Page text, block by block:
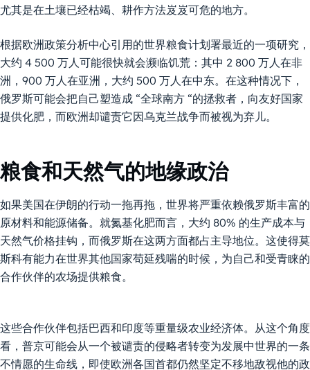
尤其是在土壤已经枯竭、耕作方法岌岌可危的地方。
根据欧洲政策分析中心引用的世界粮食计划署最近的一项研究，
大约 4 500 万人可能很快就会濒临饥荒：其中 2 800 万人在非
洲，900 万人在亚洲，大约 500 万人在中东。在这种情况下，
俄罗斯可能会把自己塑造成 “全球南方 “的拯救者，向友好国家
提供化肥，而欧洲却谴责它因乌克兰战争而被视为弃儿。
粮食和天然气的地缘政治
如果美国在伊朗的行动一拖再拖，世界将严重依赖俄罗斯丰富的
原材料和能源储备。就氮基化肥而言，大约 80% 的生产成本与
天然气价格挂钩，而俄罗斯在这两方面都占主导地位。这使得莫
斯科有能力在世界其他国家苟延残喘的时候，为自己和受青睐的
合作伙伴的农场提供粮食。
这些合作伙伴包括巴西和印度等重量级农业经济体。从这个角度
看，普京可能会从一个被谴责的侵略者转变为发展中世界的一条
不情愿的生命线，即使欧洲各国首都仍然坚定不移地敌视他的政